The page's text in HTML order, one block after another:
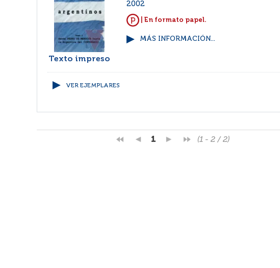
Texto impreso
2002
| En formato papel.
MÁS INFORMACIÓN...
VER EJEMPLARES
1 (1 - 2 / 2)